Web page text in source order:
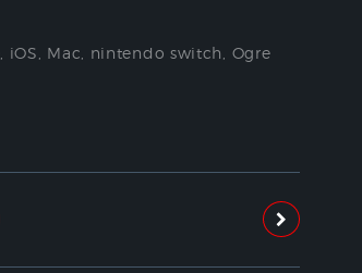
iOS Mac nintendo switch
Ogre